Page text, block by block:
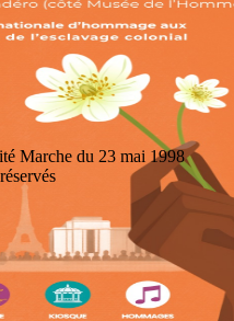
Marche du 23 mai 1998